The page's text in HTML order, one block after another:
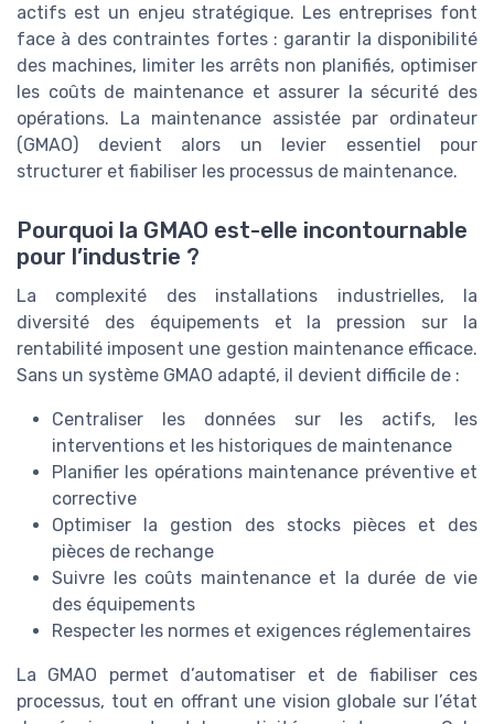
actifs est un enjeu stratégique. Les entreprises font
face à des contraintes fortes : garantir la disponibilité
des machines, limiter les arrêts non planifiés, optimiser
les coûts de maintenance et assurer la sécurité des
opérations. La maintenance assistée par ordinateur
(GMAO) devient alors un levier essentiel pour
structurer et fiabiliser les processus de maintenance.
Pourquoi la GMAO est-elle incontournable
pour l’industrie ?
La complexité des installations industrielles, la
diversité des équipements et la pression sur la
rentabilité imposent une gestion maintenance efficace.
Sans un système GMAO adapté, il devient difficile de :
Centraliser les données sur les actifs, les
interventions et les historiques de maintenance
Planifier les opérations maintenance préventive et
corrective
Optimiser la gestion des stocks pièces et des
pièces de rechange
Suivre les coûts maintenance et la durée de vie
des équipements
Respecter les normes et exigences réglementaires
La GMAO permet d’automatiser et de fiabiliser ces
processus, tout en offrant une vision globale sur l’état